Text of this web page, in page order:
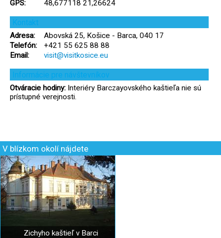
GPS:
48,677118 21,26624
Kontakt
Adresa:
Abovská 25, Košice - Barca, 040 17
Telefón:
+421 55 625 88 88
Email:
visit@visitkosice.eu
Informácie pre návštevníkov
Otváracie hodiny: Interiéry Barczayovského kaštieľa nie sú
prístupné verejnosti.
V blízkom okolí nájdete
Zichyho kaštieľ v Barci